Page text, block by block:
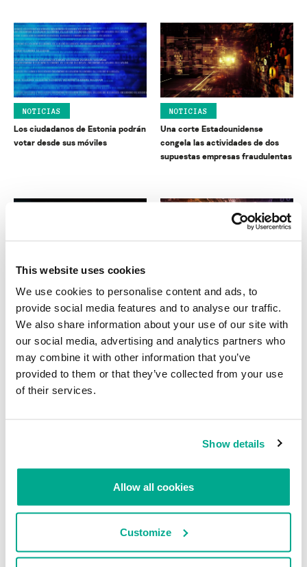
This website uses cookies
We use cookies to personalise content and ads, to
provide social media features and to analyse our traffic.
We also share information about your use of our site with
our social media, advertising and analytics partners who
may combine it with other information that you’ve
provided to them or that they’ve collected from your use
of their services.
Show details
Allow all cookies
Customize
NOTICIAS
Los ciudadanos de Estonia podrán
votar desde sus móviles
NOTICIAS
Una corte Estadounidense
congela las actividades de dos
supuestas empresas fraudulentas
NOTICIAS
La fiscalía de Virginia intenta
recuperar sus leyes antispam
NOTICIAS
La IWF se retracta: la imagen
“potencialmente ilegal” de
Wikipedia vuelve a la red
Analizando el estado de las redes
Dinamarca
Piratas alteran el sitio del
Perú